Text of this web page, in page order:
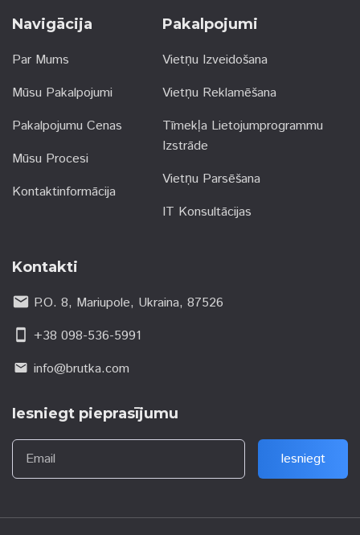
Navigācija
Par Mums
Mūsu Pakalpojumi
Pakalpojumu Cenas
Mūsu Procesi
Kontaktinformācija
Pakalpojumi
Vietņu Izveidošana
Vietņu Reklamēšana
Tīmekļa Lietojumprogrammu
Izstrāde
Vietņu Parsēšana
IT Konsultācijas
Kontakti
email P.O. 8, Mariupole, Ukraina, 87526
smartphone +38 098-536-5991
email info@brutka.com
Iesniegt pieprasījumu
Email Iesniegt